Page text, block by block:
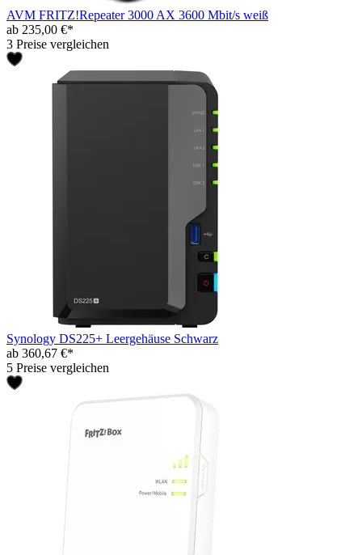
AVM FRITZ!Repeater 3000 AX 3600 Mbit/s weiß
ab 235,00 €*
3 Preise vergleichen
Synology DS225+ Leergehäuse Schwarz
ab 360,67 €*
5 Preise vergleichen